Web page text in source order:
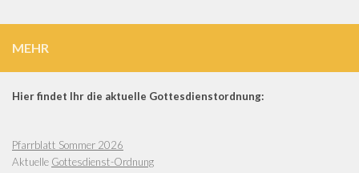
MEHR
Hier findet Ihr die aktuelle Gottesdienstordnung:
Pfarrblatt Sommer 2026
Aktuelle Gottesdienst-Ordnung